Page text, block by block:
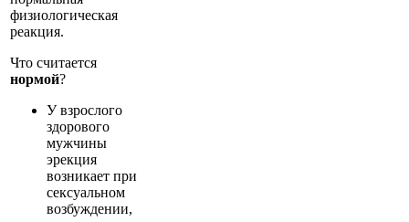
физиологическая
реакция.
Что считается
нормой?
У взрослого
здорового
мужчины
эрекция
возникает при
сексуальном
возбуждении,